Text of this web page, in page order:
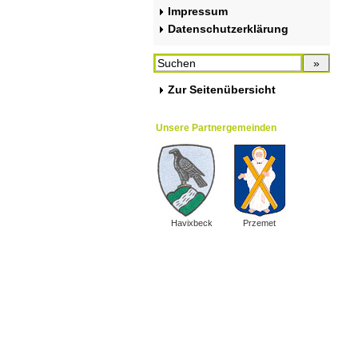
Impressum
Datenschutzerklärung
Zur Seitenübersicht
Unsere Partnergemeinden
Havixbeck Przemet